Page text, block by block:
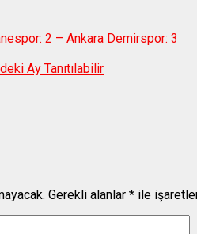
2 – Ankara Demirspor: 3
Ay Tanıtılabilir
Gerekli alanlar * ile